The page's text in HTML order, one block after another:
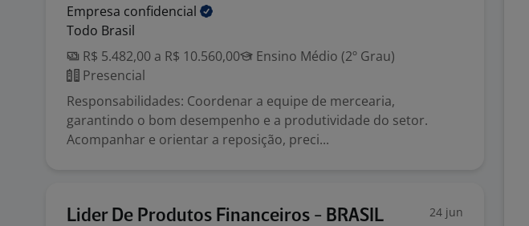
Empresa confidencial
Todo Brasil
R$ 5.482,00 a R$ 10.560,00
Ensino Médio (2º Grau)
Presencial
Responsabilidades: Coordenar a equipe de mercearia,
garantindo o bom desempenho e a produtividade do setor.
Acompanhar e orientar a reposição, preci...
Lider De Produtos Financeiros - BRASIL 24 jun